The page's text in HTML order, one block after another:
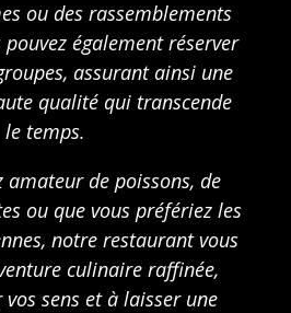
ou des rassemblements
également réserver
assurant ainsi une
qualité qui transcende
le temps.
amateur de poissons, de
ou que vous préfériez les
notre restaurant vous
culinaire raffinée,
sens et à laisser une